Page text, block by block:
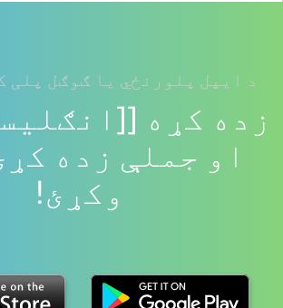
د ایپل پلورنځي یا ګوګل پلی
زده کړه
او جملې زده
وکړئ!